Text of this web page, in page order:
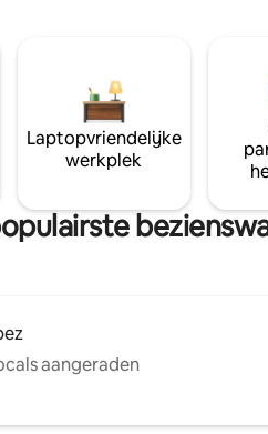
Laptopvriendelijke
werkplek
aangeraden